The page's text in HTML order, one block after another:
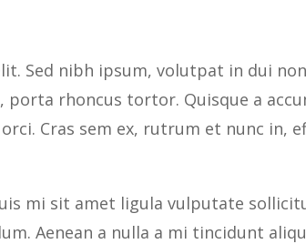
Sed nibh ipsum, volutpat in dui
rhoncus tortor. Quisque a
Cras sem ex, rutrum et nunc in,
mi sit amet ligula vulputate
Aenean a nulla a mi tincidunt